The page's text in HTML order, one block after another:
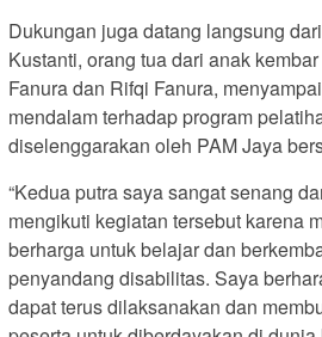
Dukungan juga datang langsung
Kustanti, orang tua dari anak
Fanura dan Rifqi Fanura,
mendalam terhadap program
diselenggarakan oleh PAM Jaya
“Kedua putra saya sangat senang
mengikuti kegiatan tersebut karena
berharga untuk belajar dan
penyandang disabilitas. Saya
dapat terus dilaksanakan dan